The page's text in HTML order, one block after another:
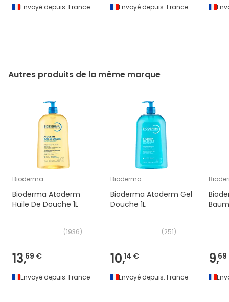
Envoyé depuis: France Envoyé depuis: France
Autres produits de la même marque
Bioderma
Bioderma Atoderm
Huile De Douche 1L
(1936)
13,69 €
Envoyé depuis: France
Bioderma
Bioderma Atoderm Gel
Douche 1L
(251)
10,14 €
Envoyé depuis: France
9,